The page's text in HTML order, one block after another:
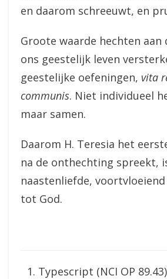
en daarom schreeuwt, en
Groote waarde hechten aan
ons geestelijk leven
geestelijke oefeningen, vita
communis. Niet individueel
maar samen.
Daarom H. Teresia het
na de onthechting spreekt,
naastenliefde,
tot God.
Typescript (NCI OP